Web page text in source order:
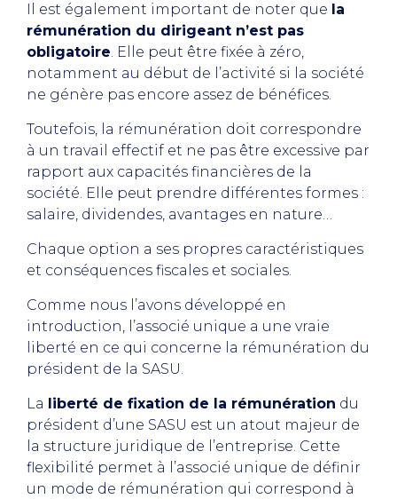
Il est également important de noter que la
rémunération du dirigeant n’est pas
obligatoire. Elle peut être fixée à zéro,
notamment au début de l’activité si la société
ne génère pas encore assez de bénéfices.
Toutefois, la rémunération doit correspondre
à un travail effectif et ne pas être excessive par
rapport aux capacités financières de la
société. Elle peut prendre différentes formes :
salaire, dividendes, avantages en nature…
Chaque option a ses propres caractéristiques
et conséquences fiscales et sociales.
Comme nous l’avons développé en
introduction, l’associé unique a une vraie
liberté en ce qui concerne la rémunération du
président de la SASU.
La liberté de fixation de la rémunération du
président d’une SASU est un atout majeur de
la structure juridique de l’entreprise. Cette
flexibilité permet à l’associé unique de définir
un mode de rémunération qui correspond à